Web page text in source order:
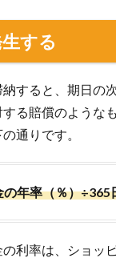
する
すると、期日の
る賠償のような
通りです。
年率（％）÷365
利率は、ショッ